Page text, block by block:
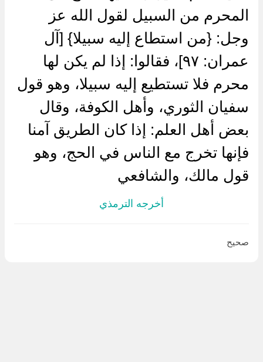
المحرم من السبيل لقول الله عز
وجل: {من استطاع إليه سبيلا} [آل
عمران: ٩٧]، فقالوا: إذا لم يكن لها
محرم فلا تستطيع إليه سبيلا، وهو قول
سفيان الثوري، وأهل الكوفة، وقال
بعض أهل العلم: إذا كان الطريق آمنا
فإنها تخرج مع الناس في الحج، وهو
قول مالك، والشافعي
أخرجه الترمذي
صحيح